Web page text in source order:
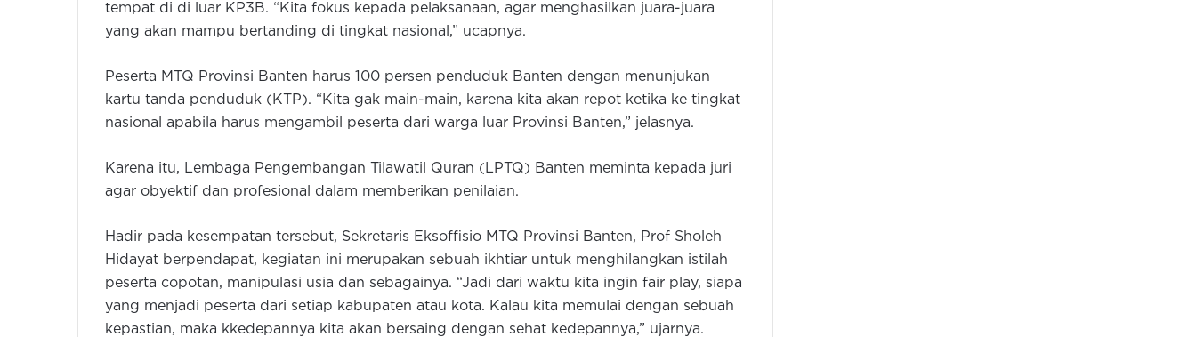
tempat di di luar KP3B. “Kita fokus kepada pelaksanaan, agar menghasilkan juara-juara
yang akan mampu bertanding di tingkat nasional,” ucapnya.
Peserta MTQ Provinsi Banten harus 100 persen penduduk Banten dengan menunjukan
kartu tanda penduduk (KTP). “Kita gak main-main, karena kita akan repot ketika ke tingkat
nasional apabila harus mengambil peserta dari warga luar Provinsi Banten,” jelasnya.
Karena itu, Lembaga Pengembangan Tilawatil Quran (LPTQ) Banten meminta kepada juri
agar obyektif dan profesional dalam memberikan penilaian.
Hadir pada kesempatan tersebut, Sekretaris Eksoffisio MTQ Provinsi Banten, Prof Sholeh
Hidayat berpendapat, kegiatan ini merupakan sebuah ikhtiar untuk menghilangkan istilah
peserta copotan, manipulasi usia dan sebagainya. “Jadi dari waktu kita ingin fair play, siapa
yang menjadi peserta dari setiap kabupaten atau kota. Kalau kita memulai dengan sebuah
kepastian, maka kkedepannya kita akan bersaing dengan sehat kedepannya,” ujarnya.
Wujud Toleransi Beragama, Dimyati